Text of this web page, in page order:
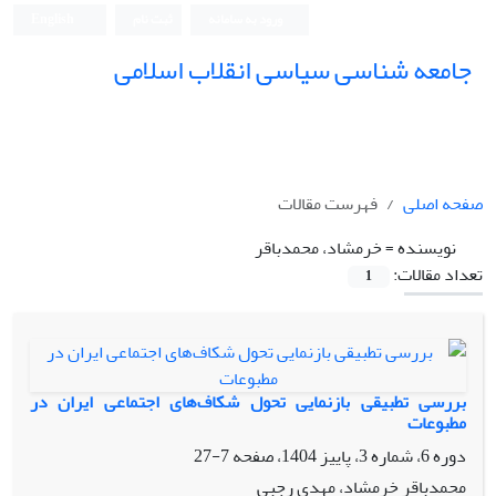
جامعه شناسی سیاسی انقلاب اسلامی
صفحه اصلی
فهرست مقالات
نویسنده =خرمشاد، محمدباقر
تعداد مقالات:
1
بررسی تطبیقی بازنمایی تحول شکاف‌های اجتماعی ایران در
مطبوعات
دوره 6، شماره 3، پاییز 1404، صفحه
7-27
محمدباقر خرمشاد، مهدی رجبی